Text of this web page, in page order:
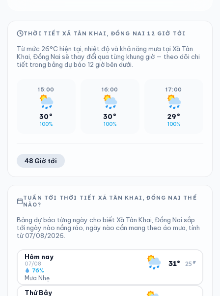
THỜI TIẾT XÃ TÂN KHAI, ĐỒNG NAI 12 GIỜ TỚI
Từ mức 26°C hiện tại, nhiệt độ và khả năng mưa tại Xã Tân
Khai, Đồng Nai sẽ thay đổi qua từng khung giờ — theo dõi chi
tiết trong bảng dự báo 12 giờ bên dưới.
15:00
30°
100%
16:00
30°
100%
17:00
29°
100%
48 Giờ tới
TUẦN TỚI THỜI TIẾT XÃ TÂN KHAI, ĐỒNG NAI THẾ
NÀO?
Bảng dự báo từng ngày cho biết Xã Tân Khai, Đồng Nai sắp
tới ngày nào nắng ráo, ngày nào cần mang theo áo mưa, tính
từ 07/08/2026.
Hôm nay
07/08
Mưa Nhẹ
76%
31° 25°
▾
ĐỘ ẨM
Thứ Bảy